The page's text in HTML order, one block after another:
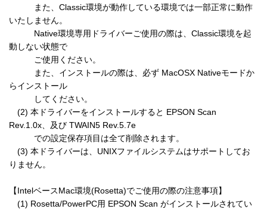
また、Classic環境が動作している環境では一部正常に動作
いたしません。
Native環境専用ドライバーご使用の際は、Classic環境を起
動しない状態で
ご使用ください。
また、インストールの際は、必ず MacOSX Nativeモードか
らインストール
してください。
(2) 本ドライバーをインストールすると EPSON Scan
Rev.1.0x、及び TWAIN5 Rev.5.7e
での設定保存項目は全て削除されます。
(3) 本ドライバーは、UNIXファイルシステムはサポートしてお
りません。
【IntelベースMac環境(Rosetta)でご使用の際の注意事項】
(1) Rosetta/PowerPC用 EPSON Scan がインストールされてい